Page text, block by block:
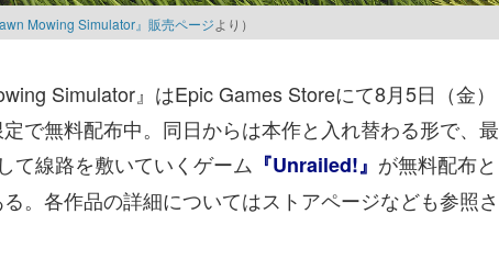
Mowing Simulator』販売ページより）
Simulator』はEpic Games Storeにて8月5日（金）
定で無料配布中。同日からは本作と入れ替わる形で、最
て線路を敷いていくゲーム 『Unrailed!』 が無料配布と
。各作品の詳細についてはストアページなども参照さ